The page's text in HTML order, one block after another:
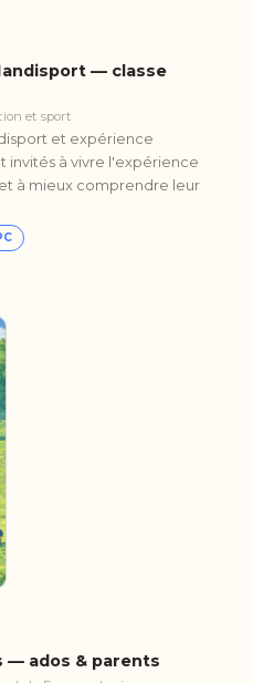
— classe
et sport
et expérience
invités à vivre l'expérience
à mieux comprendre leur
— ados & parents